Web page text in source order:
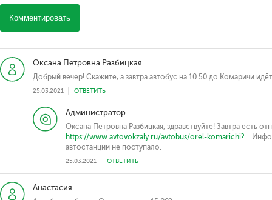
Комментировать
Оксана Петровна Разбицкая
Добрый вечер! Скажите, а завтра автобус на 10.50 до Комаричи
25.03.2021 ОТВЕТИТЬ
Администратор
Оксана Петровна Разбицкая, здравствуйте! Завтра есть
https://www.avtovokzaly.ru/avtobus/orel-komarichi?...
автостанции не поступало.
25.03.2021 ОТВЕТИТЬ
Анастасия